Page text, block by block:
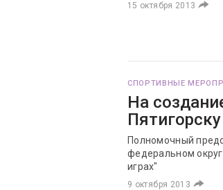
15 октября 2013
СПОРТИВНЫЕ
На
Полномочный
федеральном
играх"
9 октября 2013